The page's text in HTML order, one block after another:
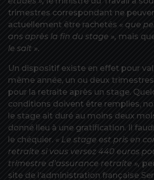
trimestres correspondant ne
actuellement être rachetés « que
ans après la fin du stage », mais
le sait ».
Un dispositif existe en effet pour
même année, un ou deux
pour la retraite après un stage.
conditions doivent être remplies,
le stage ait duré au moins deux
donné lieu à une gratification. Il
le chéquier. « Le stage est pris en
retraite si vous versez 440 euros
trimestre d’assurance retraite »,
site de l’administration française